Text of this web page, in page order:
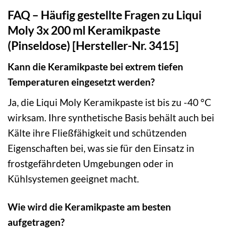
FAQ – Häufig gestellte Fragen zu Liqui
Moly 3x 200 ml Keramikpaste
(Pinseldose) [Hersteller-Nr. 3415]
Kann die Keramikpaste bei extrem tiefen
Temperaturen eingesetzt werden?
Ja, die Liqui Moly Keramikpaste ist bis zu -40 °C
wirksam. Ihre synthetische Basis behält auch bei
Kälte ihre Fließfähigkeit und schützenden
Eigenschaften bei, was sie für den Einsatz in
frostgefährdeten Umgebungen oder in
Kühlsystemen geeignet macht.
Wie wird die Keramikpaste am besten
aufgetragen?